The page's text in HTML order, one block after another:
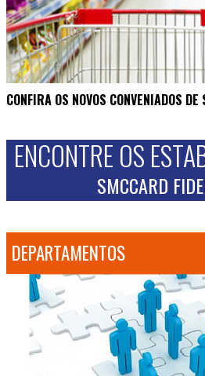
CONFIRA OS NOVOS CONVENIADOS
ENCONTRE OS
SMCCARD
DEPARTAMENTOS